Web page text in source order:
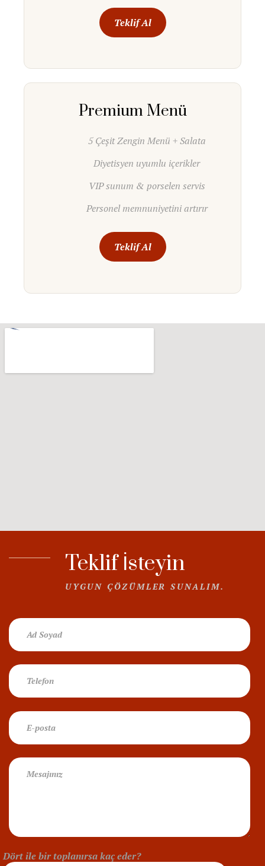
Teklif Al
Premium Menü
5 Çeşit Zengin Menü + Salata
Diyetisyen uyumlu içerikler
VIP sunum & porselen servis
Personel memnuniyetini artırır
Teklif Al
Teklif İsteyin
UYGUN ÇÖZÜMLER SUNALIM.
Dört ile bir toplanırsa kaç eder?